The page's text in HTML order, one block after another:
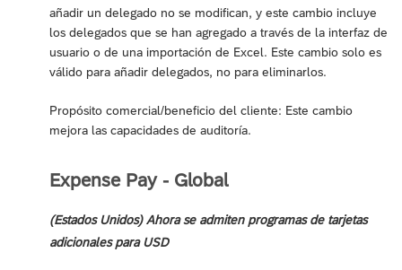
añadir un delegado no se modifican, y este cambio incluye
los delegados que se han agregado a través de la interfaz de
usuario o de una importación de Excel. Este cambio solo es
válido para añadir delegados, no para eliminarlos.
Propósito comercial/beneficio del cliente: Este cambio
mejora las capacidades de auditoría.
Expense Pay - Global
(Estados Unidos) Ahora se admiten programas de tarjetas
adicionales para USD